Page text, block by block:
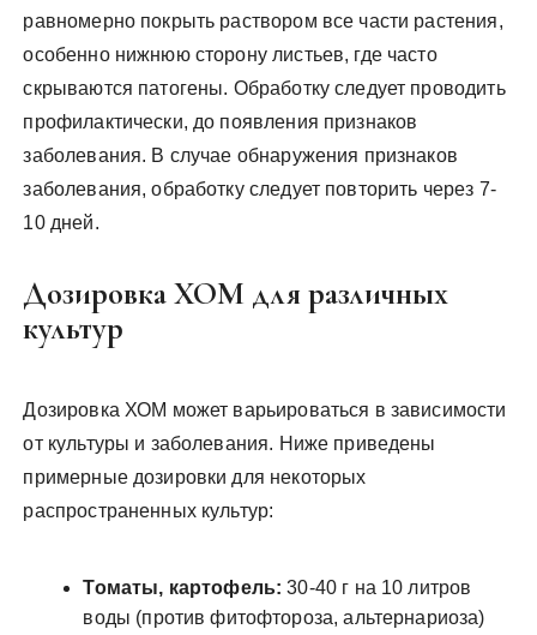
равномерно покрыть раствором все части растения,
особенно нижнюю сторону листьев, где часто
скрываются патогены. Обработку следует проводить
профилактически, до появления признаков
заболевания. В случае обнаружения признаков
заболевания, обработку следует повторить через 7-
10 дней.
Дозировка ХОМ для различных
культур
Дозировка ХОМ может варьироваться в зависимости
от культуры и заболевания. Ниже приведены
примерные дозировки для некоторых
распространенных культур:
Томаты, картофель: 30-40 г на 10 литров
воды (против фитофтороза, альтернариоза)